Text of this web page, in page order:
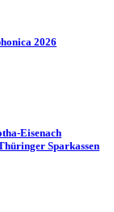
2026
Eisenach
Sparkassen